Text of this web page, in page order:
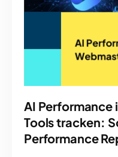
AI Performance
Tools tracken:
Performance